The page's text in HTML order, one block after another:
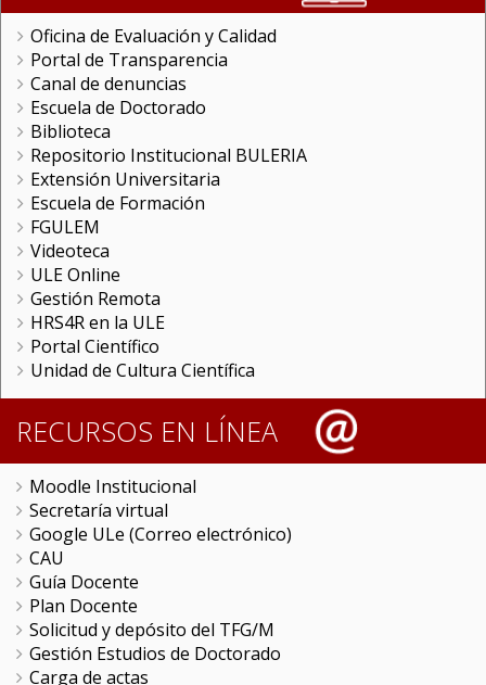
Oficina de Evaluación y Calidad
Portal de Transparencia
Canal de denuncias
Escuela de Doctorado
Biblioteca
Repositorio Institucional BULERIA
Extensión Universitaria
Escuela de Formación
FGULEM
Videoteca
ULE Online
Gestión Remota
HRS4R en la ULE
Portal Científico
Unidad de Cultura Científica
RECURSOS EN LÍNEA
Moodle Institucional
Secretaría virtual
Google ULe (Correo electrónico)
CAU
Guía Docente
Plan Docente
Solicitud y depósito del TFG/M
Gestión Estudios de Doctorado
Carga de actas